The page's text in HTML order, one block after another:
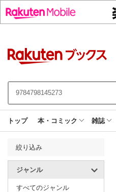
トップ 本・コミック 雑誌
絞り込み
ジャンル
すべてのジャンル